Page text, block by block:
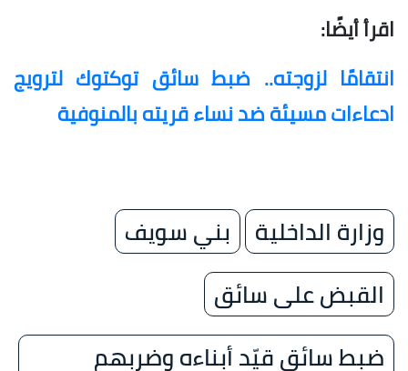
اقرأ أيضًا:
انتقامًا لزوجته.. ضبط سائق توكتوك لترويج
ادعاءات مسيئة ضد نساء قريته بالمنوفية
وزارة الداخلية
بني سويف
القبض على سائق
ضبط سائق قيّد أبناءه وضربهم